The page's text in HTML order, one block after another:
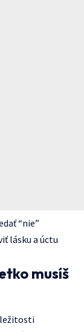
“nie”
lásku a úctu
musíš